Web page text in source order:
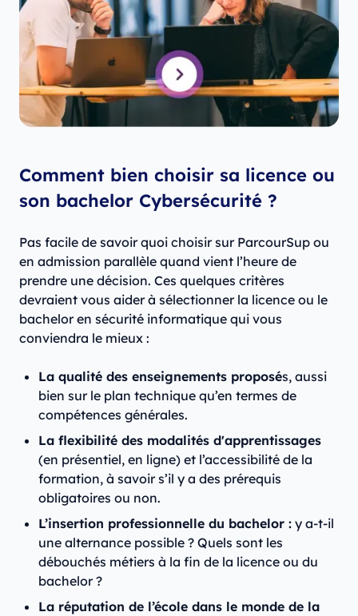
Comment bien choisir sa licence ou
son bachelor Cybersécurité ?
Pas facile de savoir quoi choisir sur ParcourSup ou
en admission parallèle quand vient l’heure de
prendre une décision. Ces quelques critères
devraient vous aider à sélectionner la licence ou le
bachelor en sécurité informatique qui vous
conviendra le mieux :
La qualité des enseignements proposés, aussi
bien sur le plan technique qu’en termes de
compétences générales.
La flexibilité des modalités d'apprentissages
(en présentiel, en ligne) et l’accessibilité de la
formation, à savoir s’il y a des prérequis
obligatoires ou non.
L’insertion professionnelle du bachelor : y a-t-il
une alternance possible ? Quels sont les
débouchés métiers à la fin de la licence ou du
bachelor ?
La réputation de l’école dans le monde de la